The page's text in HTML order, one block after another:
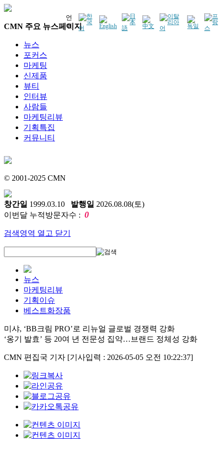
언
어
CMN 주요 뉴스페이지
뉴스
포커스
마케팅
신제품
뷰티
인터뷰
사람들
마케팅리뷰
기획특집
커뮤니티
© 2001-2025 CMN
창간일 1999.03.10 발행일 2026.08.08(토)
이번달 누적방문자수 : 0
검색영역 열고 닫기
뉴스
마케팅리뷰
기획이슈
베스트화장품
미샤, ‘BB크림 PRO’로 리뉴얼 글로벌 경쟁력 강화
‘옹기 발효’ 등 20여 년 전문성 집약…브랜드 정체성 강화
CMN 편집국 기자 [기사입력 : 2026-05-05 오전 10:22:37]